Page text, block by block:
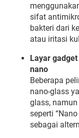
sifat
bakteri dari
atau iritasi
Layar gadget
nano
Beberapa
nano-glass
glass, namun
seperti “Nano
sebagai